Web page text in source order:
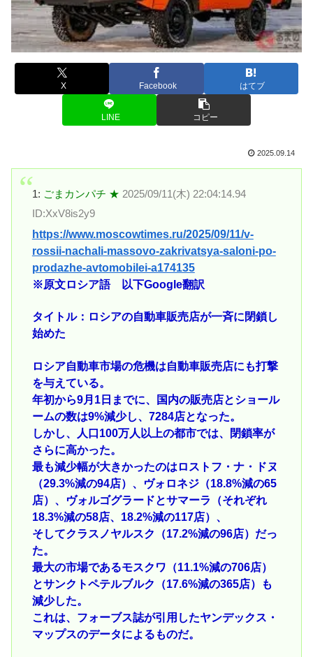
X Facebook はてブ
LINE コピー
2025.09.14
1: ごまカンパチ ★ 2025/09/11(木) 22:04:14.94
ID:XxV8is2y9
https://www.moscowtimes.ru/2025/09/11/v-
rossii-nachali-massovo-zakrivatsya-saloni-po-
prodazhe-avtomobilei-a174135
※原文ロシア語 以下Google翻訳
タイトル：ロシアの自動車販売店が一斉に閉鎖し
始めた
ロシア自動車市場の危機は自動車販売店にも打撃
を与えている。
年初から9月1日までに、国内の販売店とショール
ームの数は9%減少し、7284店となった。
しかし、人口100万人以上の都市では、閉鎖率が
さらに高かった。
最も減少幅が大きかったのはロストフ・ナ・ドヌ
（29.3%減の94店）、ヴォロネジ（18.8%減の65
店）、ヴォルゴグラードとサマーラ（それぞれ
18.3%減の58店、18.2%減の117店）、
そしてクラスノヤルスク（17.2%減の96店）だっ
た。
最大の市場であるモスクワ（11.1%減の706店）
とサンクトペテルブルク（17.6%減の365店）も
減少した。
これは、フォーブス誌が引用したヤンデックス・
マップスのデータによるものだ。